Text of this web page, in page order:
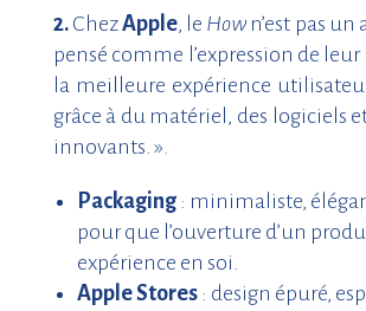
2.ChezApple, le Hown’est pas un
pensé comme l’expression de leur
la meilleure expérience
grâce à du matériel, des logiciels
innovants. ».
Packaging: minimaliste,
pour que l’ouverture d’un
expérience en soi.
Apple Stores: design épuré,